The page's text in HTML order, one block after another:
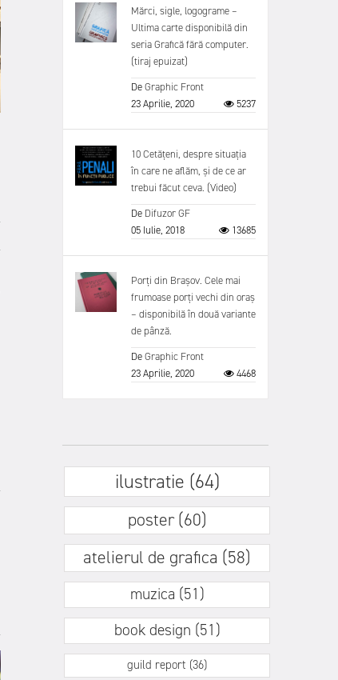
Mărci, sigle, logograme –
Ultima carte disponibilă din
seria Grafică fără computer.
(tiraj epuizat)
DeGraphic Front
23 Aprilie, 2020
5237
10 Cetățeni, despre situația
în care ne aflăm, și de ce ar
trebui făcut ceva. (Video)
De Difuzor GF
05 Iulie, 2018
13685
Porți din Brașov. Cele mai
frumoase porți vechi din oraș
– disponibilă în două variante
de pânză.
DeGraphic Front
23 Aprilie, 2020
4468
ilustratie (64)
poster (60)
atelierul de grafica (58)
muzica (51)
book design (51)
guild report (36)